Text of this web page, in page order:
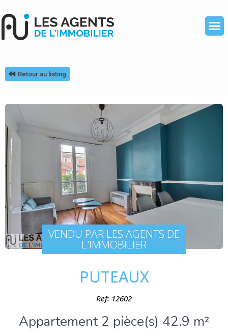
Retour au listing
VENDU PAR LES AGENTS DE
L'IMMOBILIER
PUTEAUX
Ref: 12602
Appartement 2 pièce(s) 42.9 m²